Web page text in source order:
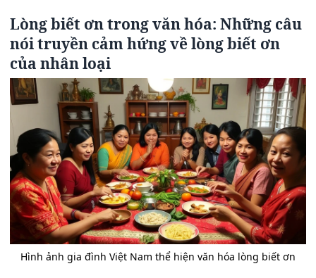
Lòng biết ơn trong văn hóa: Những câu
nói truyền cảm hứng về lòng biết ơn
của nhân loại
Hình ảnh gia đình Việt Nam thể hiện văn hóa lòng biết ơn